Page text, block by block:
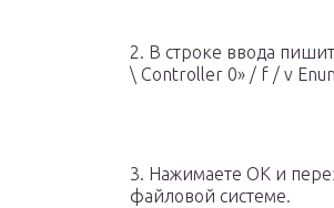
2. В строке ввода
\ Controller 0» / f / v
3. Нажимаете ОК и
файловой системе.